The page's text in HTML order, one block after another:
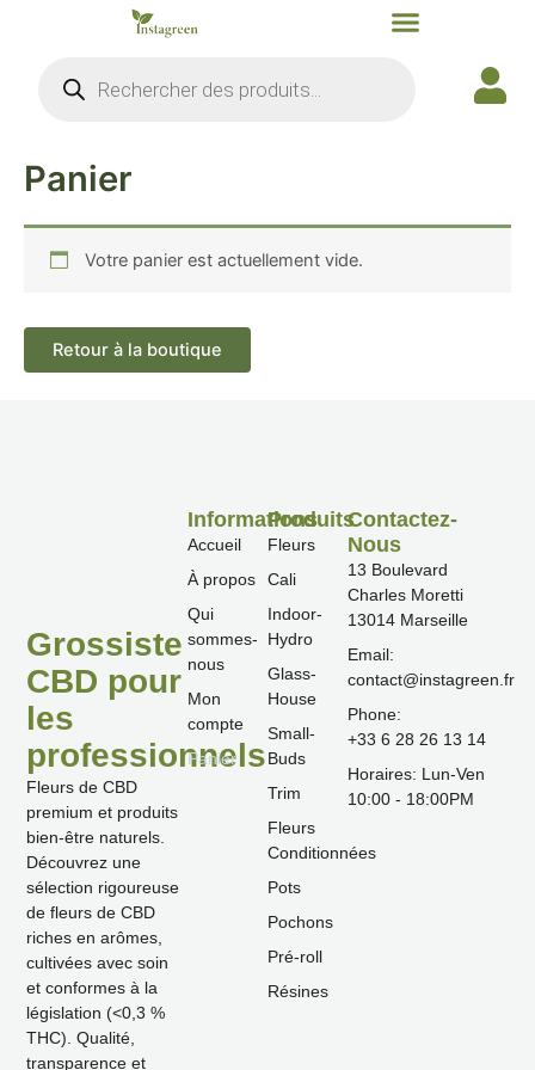
produits
Panier
Votre panier est actuellement vide.
Retour à la boutique
Grossiste
CBD pour
les
professionnels
Fleurs de CBD
premium et produits
bien-être naturels.
Découvrez une
sélection rigoureuse
de fleurs de CBD
riches en arômes,
cultivées avec soin
et conformes à la
législation (<0,3 %
THC). Qualité,
transparence et
Produits
Fleurs
Cali
Indoor-
Hydro
Glass-
House
Small-
Buds
Trim
Fleurs
Conditionnées
Pots
Pochons
Pré-roll
Résines
Informations
Accueil
À propos
Qui
sommes-
nous
Mon
compte
Panier
Contactez-
Nous
13 Boulevard
Charles Moretti
13014 Marseille
Email:
contact@instagreen.fr
Phone:
‪+33 6 28 26 13 14‬
Horaires: Lun-Ven
10:00 - 18:00PM